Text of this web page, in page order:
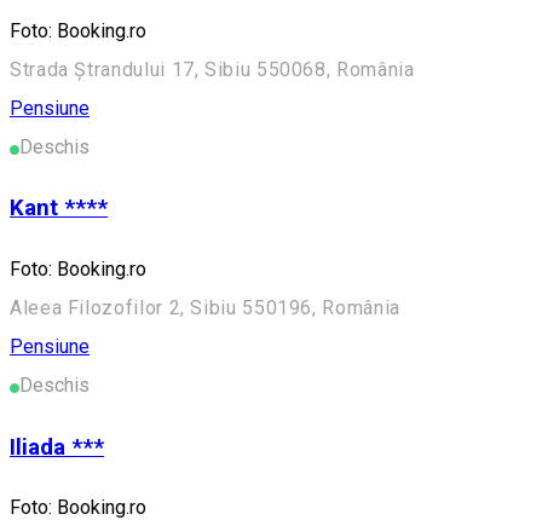
Foto: Booking.ro
Strada Ștrandului 17, Sibiu 550068, România
Pensiune
Deschis
Kant ****
Foto: Booking.ro
Aleea Filozofilor 2, Sibiu 550196, România
Pensiune
Deschis
Iliada ***
Foto: Booking.ro